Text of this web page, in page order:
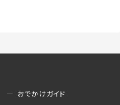
おでかけガイド